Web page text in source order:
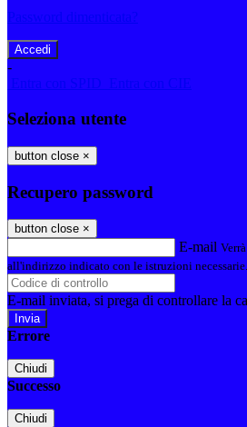
Password dimenticata?
-
Entra con SPID
Entra con CIE
Seleziona utente
button close ×
Recupero password
button close ×
E-mail
all'indirizzo indicato con le istruzioni necessarie.
E-mail inviata, si prega di controllare la
Errore
Chiudi
Successo
Chiudi